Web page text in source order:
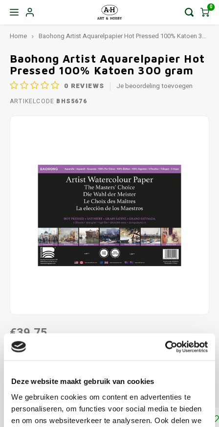
Deze website maakt gebruik van cookies
We gebruiken cookies om content en advertenties te
personaliseren, om functies voor social media te bieden
en om ons websiteverkeer te analyseren. Ook delen we
0
Home Baohong Artist Aquarelpapier Hot Pressed 100% Katoen 300 gram
Baohong Artist Aquarelpapier Hot
Pressed 100% Katoen 300 gram
0 REVIEWS Je beoordeling toevoegen
ARTIKELCODE BHS5676
€39,75
LEVERTIJD: CA. 1-2 WEKEN
Toevoegen aan winkelwagen